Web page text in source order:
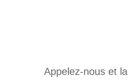
Appelez-nous et